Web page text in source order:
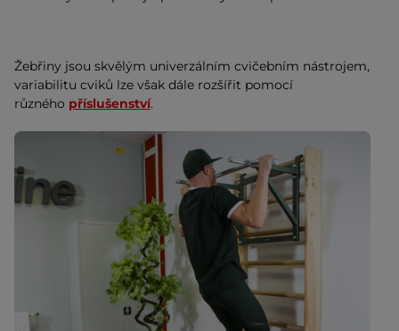
Žebřiny jsou skvělým univerzálním cvičebním nástrojem,
variabilitu cviků lze však dále rozšířit pomocí
různého příslušenství.